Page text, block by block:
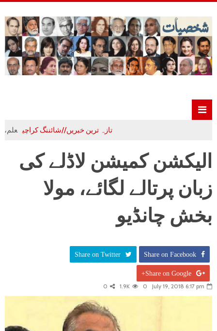
تازہ ترین خبریں//شائننگ کراچی علم،ادب و
الیکشن کمیشن لاڈلے کی
زبان پرتالے لگائے، مولا
بخش چانڈیو
Share on Facebook
Share on Twitter
Share on Google+
July 19, 2018 6:17 pm
0
1.9K
0